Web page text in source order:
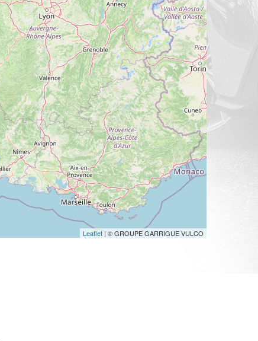
Leaflet | © GROUPE GARRIGUE VULCO